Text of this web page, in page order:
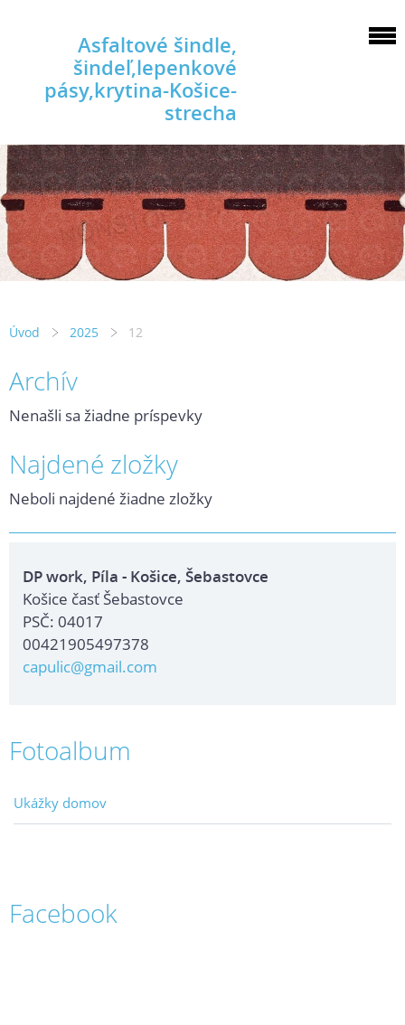
Asfaltové šindle,
šindeľ,lepenkové
pásy,krytina-Košice-
strecha
Úvod 2025 12
Archív
Nenašli sa žiadne príspevky
Najdené zložky
Neboli najdené žiadne zložky
DP work, Píla - Košice, Šebastovce
Košice časť Šebastovce
PSČ: 04017
00421905497378
capulic@gmail.com
Fotoalbum
Ukážky domov
Facebook